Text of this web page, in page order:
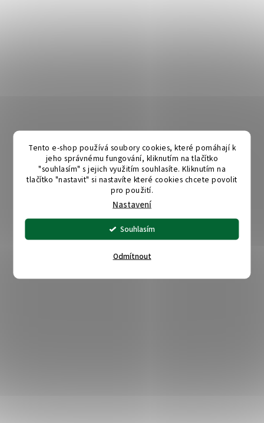
Tento e-shop používá soubory cookies, které pomáhají k
jeho správnému fungování, kliknutím na tlačítko
"souhlasím" s jejich využitím souhlasíte. Kliknutím na
tlačítko "nastavit" si nastavíte které cookies chcete povolit
pro použití.
Nastavení
Odmítnout
Souhlasím